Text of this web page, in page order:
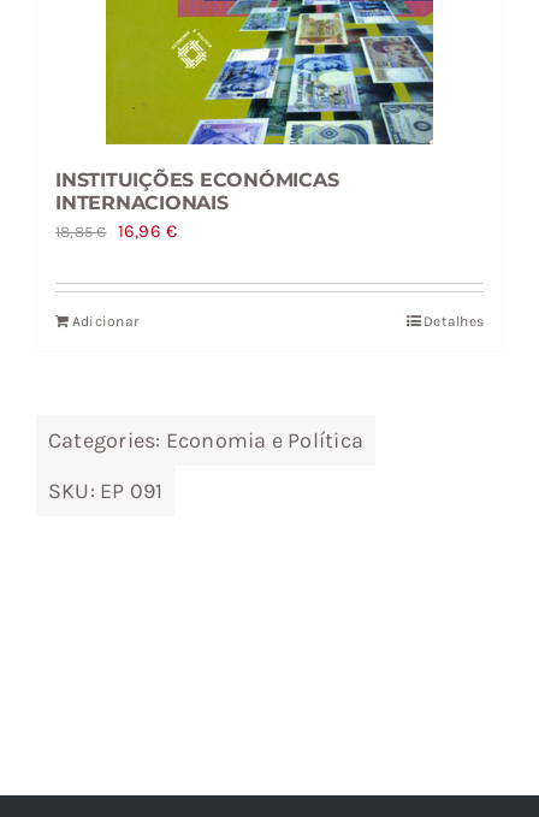
INSTITUIÇÕES ECONÓMICAS
INTERNACIONAIS
18,85€
O
original
era:
16,96€O
atual
Adicionar Detalhes
Categories: Economia e Política
SKU: EP 091